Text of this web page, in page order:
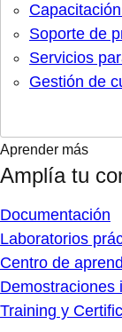
Soporte de
Servicios
Gestión de
Aprender más
Amplía tu
Documentación
Laboratorios
Centro de
Demostraciones
Training y